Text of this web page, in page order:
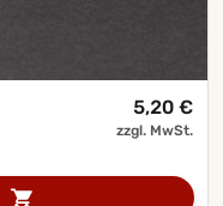
5,20 €
zzgl. MwSt.